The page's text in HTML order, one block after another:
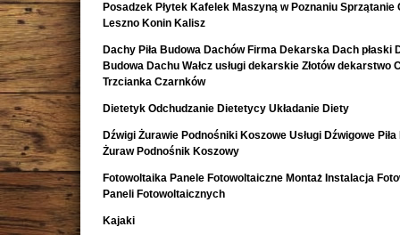
Posadzek Płytek Kafelek Maszyną w Poznaniu Sprzątanie
Leszno Konin Kalisz
Dachy Piła Budowa Dachów Firma Dekarska Dach płaski
Budowa Dachu Wałcz usługi dekarskie Złotów dekarstwo
Trzcianka Czarnków
Dietetyk Odchudzanie Dietetycy Układanie Diety
Dźwigi Żurawie Podnośniki Koszowe Usługi Dźwigowe Piła
Żuraw Podnośnik Koszowy
Fotowoltaika Panele Fotowoltaiczne Montaż Instalacja
Paneli Fotowoltaicznych
Kajaki